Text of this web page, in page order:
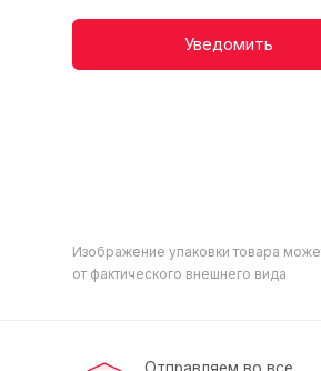
Уведомить
Изображение упаковки товара
от фактического внешнего вида